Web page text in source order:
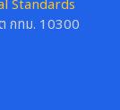
Standards
กทม. 10300